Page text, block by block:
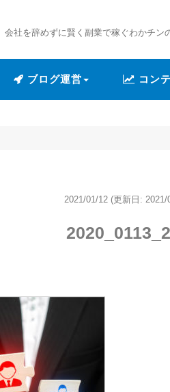
会社を辞めずに賢く副業で稼ぐわかチン
ブログ運営 コン
2021/01/12 (更新日: 2021/